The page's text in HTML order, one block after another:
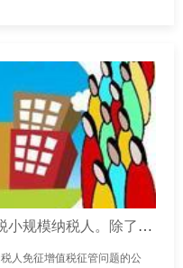
我是一家小型超市，属于增值税小规模纳税人。除了卖日用百货外，还零售新鲜蔬菜。是否需要计算销售新鲜蔬菜取得的销售额？
人免征增值税征管问题的公